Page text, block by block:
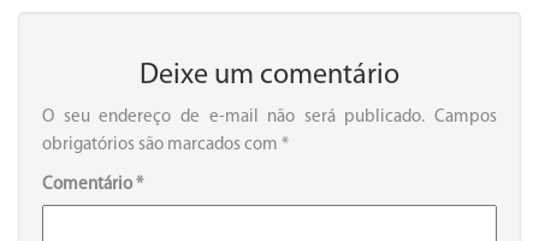
Deixe um comentário
O seu endereço de e-mail não será publicado. Campos
obrigatórios são marcados com *
Comentário*